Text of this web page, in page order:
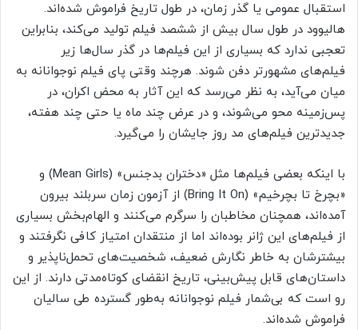
استقبال عمومی یا گذر زمان، در طول تاریخ فراموش شده‌اند.
هالیوود در طول سال بیش از ششصد فیلم تولید می‌کند، بنابراین
تعجبی ندارد که بسیاری از این فیلم‌ها در گذر سال‌ها زیر
فیلم‌های مشهورتر دفن شوند. هرچند وقتی پای فیلم نوجوانانه به
میان می‌آید، به‌ نظر می‌رسد که این آثار به محض اکران، در
پس‌زمینه محو می‌شوند، و در عرض چند ماه یا حتی چند هفته،
جدیدترین فیلم‌های مد روز جایشان را می‌گیرد.
با اینکه بعضی فیلم‌ها مثل «دختران بدجنس» (Mean Girls) و
«بچرخ تا بچرخیم» (Bring It On) از آزمون زمان سربلند بیرون
آمده‌اند، همچنان مخاطبان را سرگرم می‌کنند‌ و الهام‌بخش بسیاری
از فیلم‌های این ژانر بوده‌اند اما از منتقدان امتیاز کافی نگرفتند و
بیشترشان به‌ خاطر نگارش ضعیف، شخصیت‌های تحمل‌ناپذیر و
داستان‌های قابل پیش‌بینی، تاریخ انقضای کوتاه‌مدتی دارند. از این
رو است که بی‌شمار فیلم نوجوانانه به‌طور گسترده طی سالیان
فراموش شده‌اند.